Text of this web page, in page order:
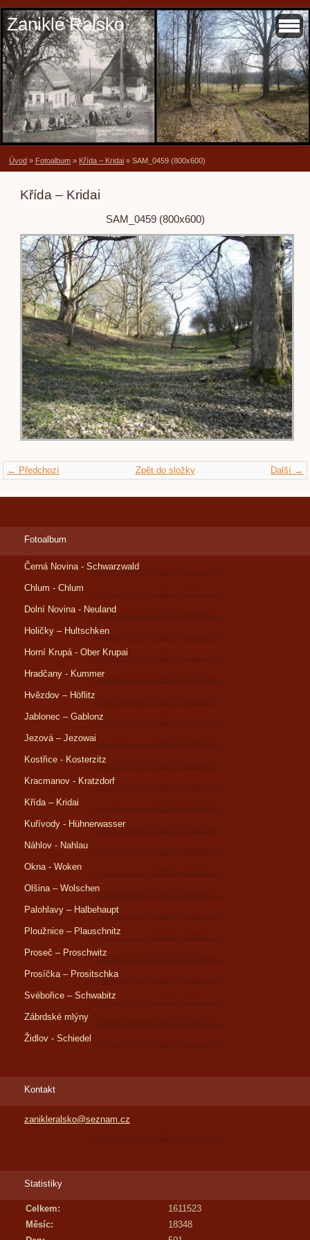
Zaniklé Ralsko
Úvod » Fotoalbum » Křída – Kridai » SAM_0459 (800x600)
Křída – Kridai
SAM_0459 (800x600)
← Předchozí Další →
Zpět do složky
Fotoalbum
Černá Novina - Schwarzwald
Chlum - Chlum
Dolní Novina - Neuland
Holičky – Hultschken
Horní Krupá - Ober Krupai
Hradčany - Kummer
Hvězdov – Höflitz
Jablonec – Gablonz
Jezová – Jezowai
Kostřice - Kosterzitz
Kracmanov - Kratzdorf
Křída – Kridai
Kuřívody - Hühnerwasser
Náhlov - Nahlau
Okna - Woken
Olšina – Wolschen
Palohlavy – Halbehaupt
Ploužnice – Plauschnitz
Proseč – Proschwitz
Prosíčka – Prositschka
Svébořice – Schwabitz
Zábrdské mlýny
Židlov - Schiedel
Kontakt
zanikleralsko@seznam.cz
Statistiky
Celkem:
1611523
Měsíc:
18348